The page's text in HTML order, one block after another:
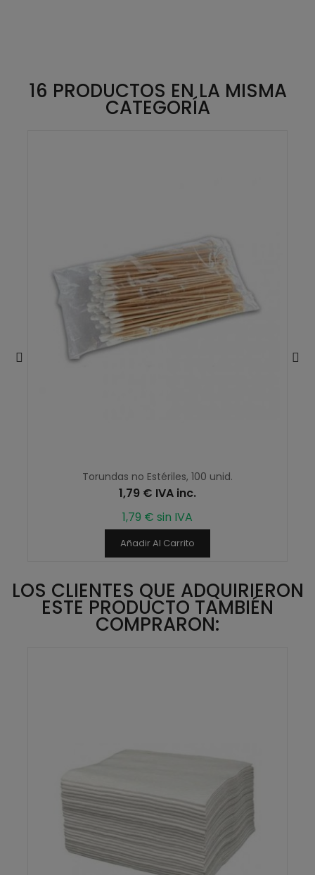
16 PRODUCTOS EN LA MISMA
CATEGORÍA
Torundas no Estériles, 100 unid.
1,79 € IVA inc.
1,79 € sin IVA
Añadir Al Carrito
LOS CLIENTES QUE ADQUIRIERON
ESTE PRODUCTO TAMBIÉN
COMPRARON: